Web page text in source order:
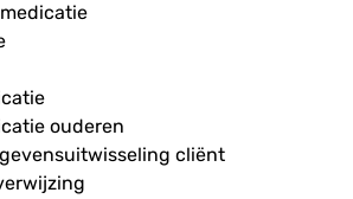
ouderen
cliënt